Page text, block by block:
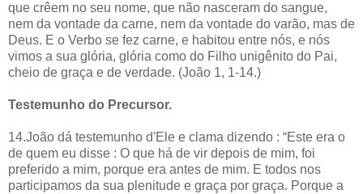
que crêem no seu nome, que não nasceram do sangue,
nem da vontade da carne, nem da vontade do varão, mas de
Deus. E o Verbo se fez carne, e habitou entre nós, e nós
vimos a sua glória, glória como do Filho unigênito do Pai,
cheio de graça e de verdade. (João 1, 1-14.)
Testemunho do Precursor.
14.João dá testemunho d'Ele e clama dizendo : “Este era o
de quem eu disse : O que há de vir depois de mim, foi
preferido a mim, porque era antes de mim. E todos nos
participamos da sua plenitude e graça por graça. Porque a